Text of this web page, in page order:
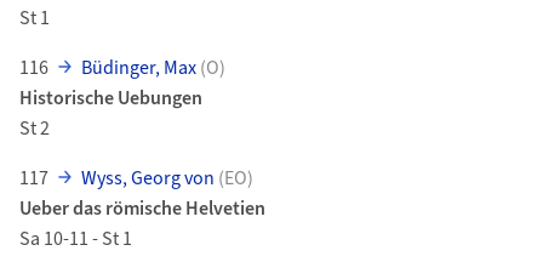
St 1
116
Büdinger, Max(O)
Historische Uebungen
St 2
117
Wyss, Georg von (EO)
Ueber das römische Helvetien
Sa 10-11 - St 1